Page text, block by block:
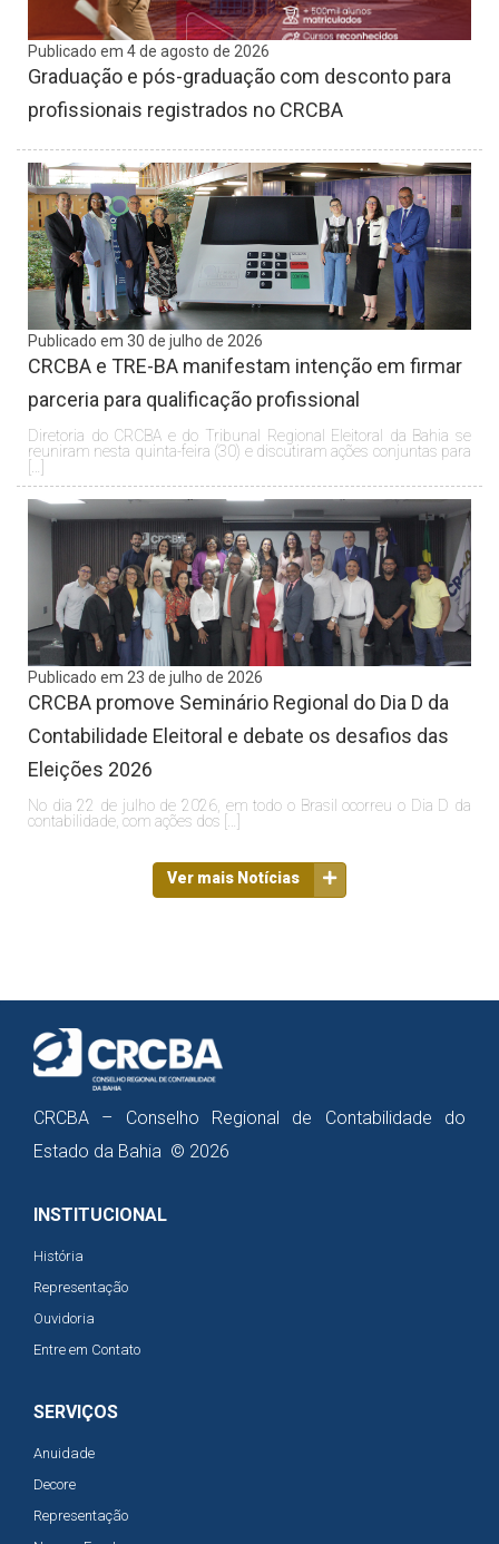
Publicado em 4 de agosto de 2026
Graduação e pós-graduação com desconto para
profissionais registrados no CRCBA
Publicado em 30 de julho de 2026
CRCBA e TRE-BA manifestam intenção em firmar
parceria para qualificação profissional
Diretoria do CRCBA e do Tribunal Regional Eleitoral da Bahia se
reuniram nesta quinta-feira (30) e discutiram ações conjuntas para
Publicado em 23 de julho de 2026
CRCBA promove Seminário Regional do Dia D da
Contabilidade Eleitoral e debate os desafios das
Eleições 2026
No dia 22 de julho de 2026, em todo o Brasil ocorreu o Dia D da
contabilidade, com ações dos […]
Ver mais Notícias
CRCBA – Conselho Regional de Contabilidade do
Estado da Bahia © 2026
INSTITUCIONAL
História
Representação
Ouvidoria
Entre em Contato
SERVIÇOS
Anuidade
Decore
Representação